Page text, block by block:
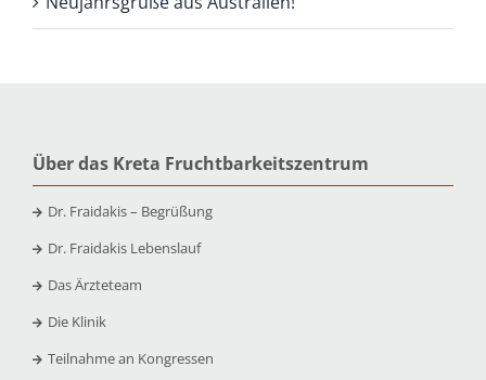
Über das Kreta Fruchtbarkeitszentrum
Dr. Fraidakis – Begrüßung
Dr. Fraidakis Lebenslauf
Das Ärzteteam
Die Klinik
Teilnahme an Kongressen